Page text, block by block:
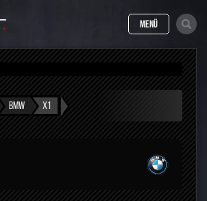
MENÜ
BMW X1